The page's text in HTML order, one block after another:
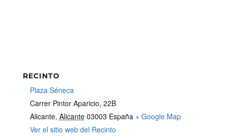
RECINTO
Plaza Séneca
Carrer Pintor Aparicio, 22B
Alicante, Alicante 03003 España + Google Map
Ver el sitio web del Recinto